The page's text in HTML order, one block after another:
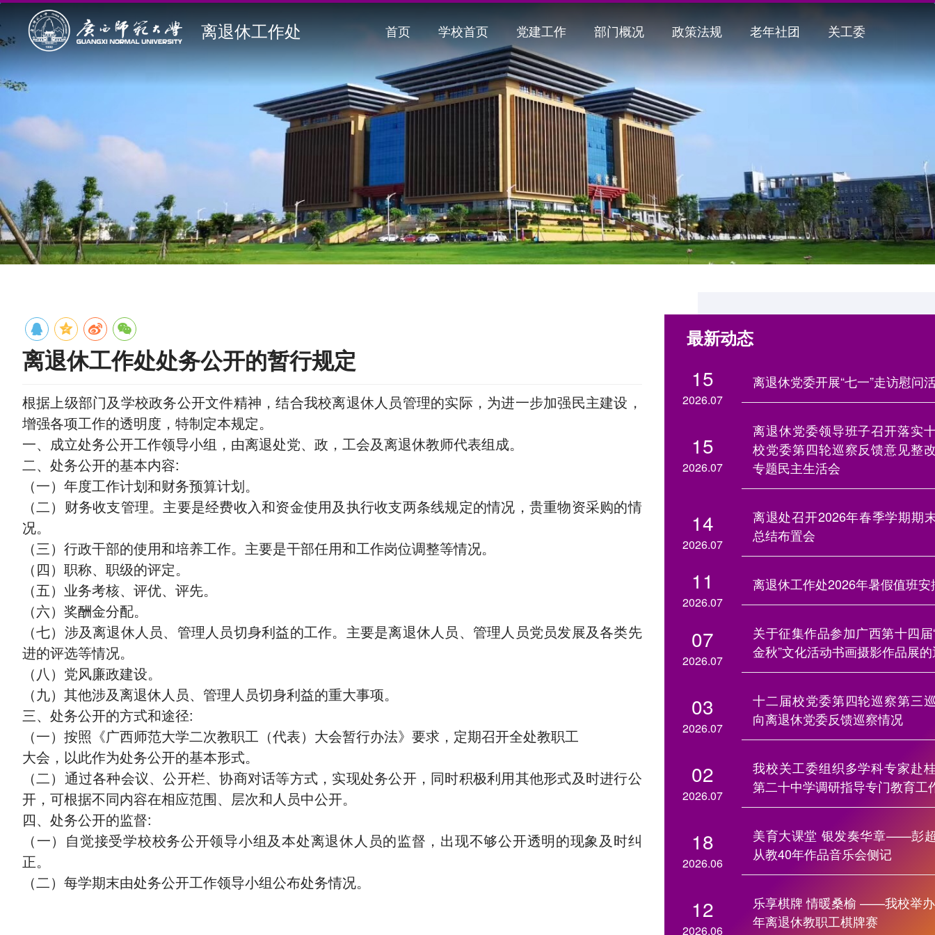
离退休工作处 首页 学校首页 党建工作 部门概况 政策法规 老年社团 关工委
离退休工作处处务公开的暂行规定
根据上级部门及学校政务公开文件精神，结合我校离退休人员管理的实际，为进一步加强民主建设，
增强各项工作的透明度，特制定本规定。
一、成立处务公开工作领导小组，由离退处党、政，工会及离退休教师代表组成。
二、处务公开的基本内容:
（一）年度工作计划和财务预算计划。
（二）财务收支管理。主要是经费收入和资金使用及执行收支两条线规定的情况，贵重物资采购的情
况。
（三）行政干部的使用和培养工作。主要是干部任用和工作岗位调整等情况。
（四）职称、职级的评定。
（五）业务考核、评优、评先。
（六）奖酬金分配。
（七）涉及离退休人员、管理人员切身利益的工作。主要是离退休人员、管理人员党员发展及各类先
进的评选等情况。
（八）党风廉政建设。
（九）其他涉及离退休人员、管理人员切身利益的重大事项。
三、处务公开的方式和途径:
（一）按照《广西师范大学二次教职工（代表）大会暂行办法》要求，定期召开全处教职工
大会，以此作为处务公开的基本形式。
（二）通过各种会议、公开栏、协商对话等方式，实现处务公开，同时积极利用其他形式及时进行公
开，可根据不同内容在相应范围、层次和人员中公开。
四、处务公开的监督:
（一）自觉接受学校校务公开领导小组及本处离退休人员的监督，出现不够公开透明的现象及时纠
正。
（二）每学期末由处务公开工作领导小组公布处务情况。
最新动态
15
2026.07
离退休党委开展“七一”走访慰问
15
2026.07
离退休党委领导班子召开落实
校党委第四轮巡察反馈意见整
专题民主生活会
14
2026.07
离退处召开2026年春季学期期
总结布置会
11
2026.07
离退休工作处2026年暑假值班安
07
2026.07
关于征集作品参加广西第十四届
金秋”文化活动书画摄影作品展
03
2026.07
十二届校党委第四轮巡察第三
向离退休党委反馈巡察情况
02
2026.07
我校关工委组织多学科专家赴
第二十中学调研指导专门教育工
18
2026.06
美育大课堂 银发奏华章——彭
从教40年作品音乐会侧记
12
2026.06
乐享棋牌 情暖桑榆 ——我校举
年离退休教职工棋牌赛